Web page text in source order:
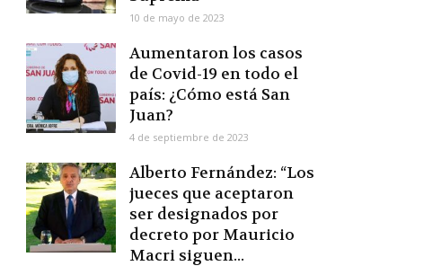
10 de mayo de 2023
Aumentaron los casos
de Covid-19 en todo el
país: ¿Cómo está San
Juan?
4 de septiembre de 2023
Alberto Fernández: “Los
jueces que aceptaron
ser designados por
decreto por Mauricio
Macri siguen...